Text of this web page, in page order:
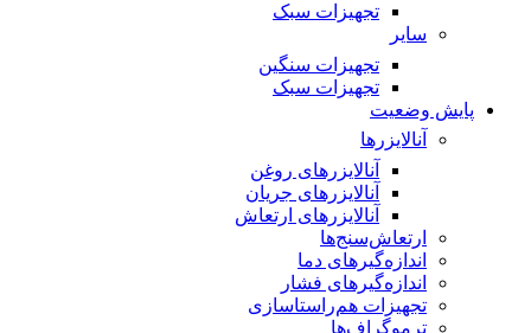
تجهیزات سبک
سایر
تجهیزات سنگین
تجهیزات سبک
پایش وضعیت
آنالایزرها
آنالایزرهای روغن
آنالایزرهای جریان
آنالایزرهای ارتعاش
ارتعاش‌سنج‌ها
اندازه‌گیرهای دما
اندازه‌گیرهای فشار
تجهیزات هم‌راستاسازی
ترموگراف‌ها